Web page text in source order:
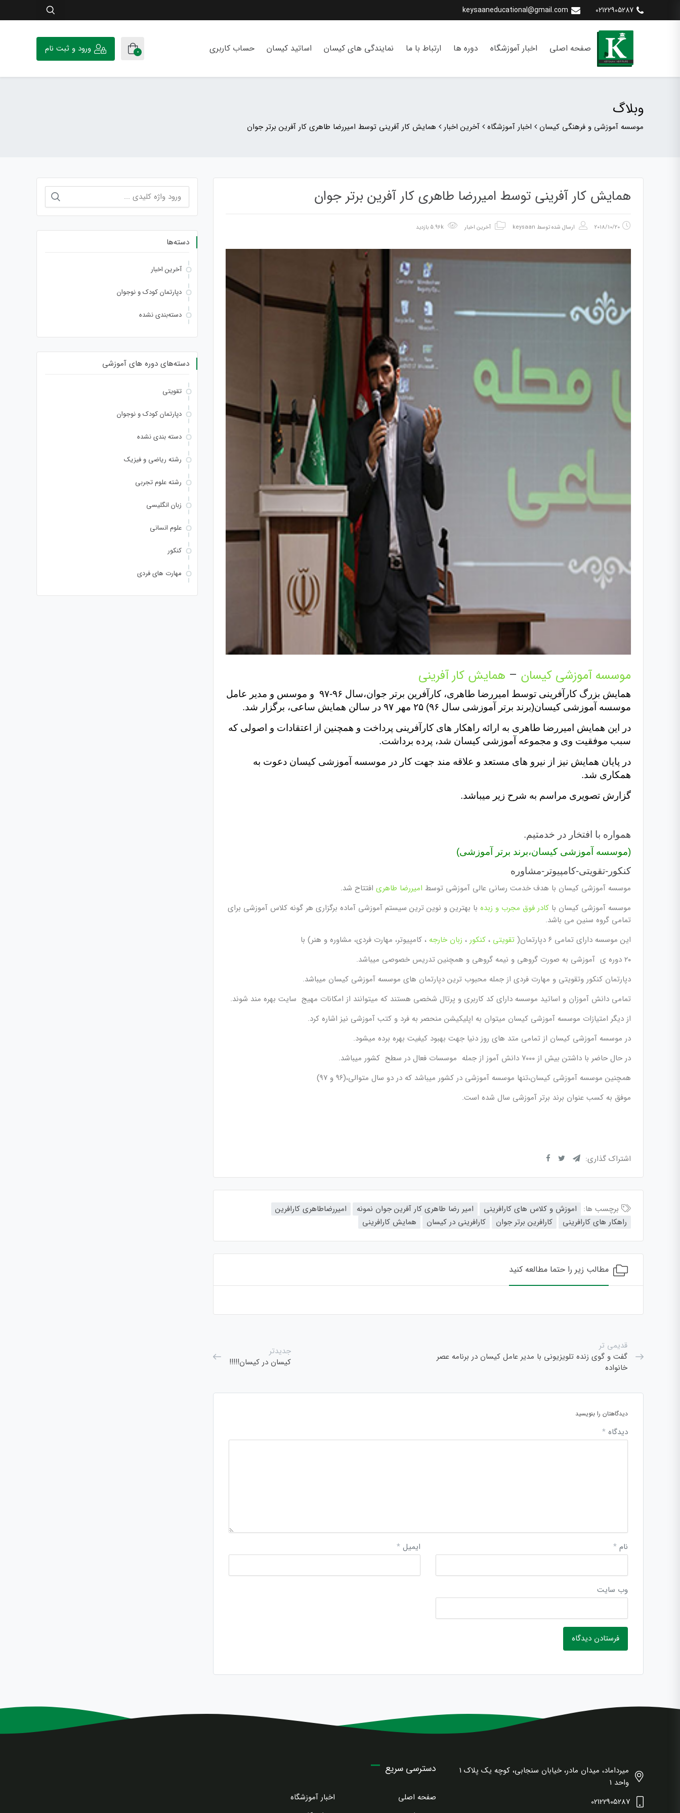
02122905287
keysaaneducational@gmail.com
صفحه اصلی اخبار آموزشگاه دوره ها ارتباط با ما نمایندگی های کیسان اساتید کیسان حساب کاربری 0 ورود و ثبت نام
وبلاگ
موسسه آموزشی و فرهنگی کیسان اخبار آموزشگاه آخرین اخبار همایش کار آفرینی توسط امیررضا طاهری کار آفرین برتر جوان
همایش کار آفرینی توسط امیررضا طاهری کار آفرین برتر جوان
2018/10/20 ارسال شده توسط keysaan آخرین اخبار
موسسه آموزشی کیسان – همایش کار آفرینی
همایش بزرگ کارآفرینی توسط امیررضا طاهری، کارآفرین برتر جوان،سال ۹۶-۹۷ و موسس و مدیر عامل
موسسه آموزشی کیسان(برند برتر آموزشی سال ۹۶) ۲۵ مهر ۹۷ در سالن همایش ساعی، برگزار شد.
در این همایش امیررضا طاهری به ارائه راهکار های کارآفرینی پرداخت و همچنین از اعتقادات و اصولی که
سبب موفقیت وی و مجموعه آموزشی کیسان شد، پرده برداشت.
در پایان همایش نیز از نیرو های مستعد و علاقه مند جهت کار در موسسه آموزشی کیسان دعوت به
همکاری شد.
گزارش تصویری مراسم به شرح زیر میباشد.
همواره با افتخار در خدمتیم.
(موسسه آموزشی کیسان،برند برتر آموزشی)
کنکور-تقویتی-کامپیوتر-مشاوره
موسسه آموزشی کیسان با هدف خدمت رسانی عالی آموزشی توسط امیررضا طاهری افتتاح شد.
موسسه آموزشی کیسان با کادر فوق مجرب و زبده با بهترین و نوین ترین سیستم‌ آموزشی آماده برگزاری هر گونه کلاس آموزشی برای
تمامی گروه سنین می باشد.
این موسسه دارای تمامی ۶ دپارتمان(
تقویتی ، کنکور ، زبان خارجه ، کامپیوتر، مهارت فردی، مشاوره و هنر) با
۲۰ دوره ی آموزشی به صورت گروهی و نیمه گروهی و همچنین تدریس خصوصی میباشد.
دپارتمان کنکور وتقویتی و مهارت فردی از جمله محبوب ترین دپارتمان های موسسه آموزشی کیسان میباشد.
تمامی دانش آموزان و اساتید موسسه دارای کد کاربری و پرتال شخصی هستند که میتوانند از امکانات مهیج سایت بهره مند شوند.
از دیگر امتیازات موسسه آموزشی کیسان میتوان به اپلیکیشن منحصر به فرد و کتب آموزشی نیز اشاره کرد.
در موسسه آموزشی کیسان از تمامی متد های روز دنیا جهت بهبود کیفیت بهره برده میشود.
در حال حاضر با داشتن بیش از ۷۰۰۰ دانش آموز از جمله موسسات فعال در سطح کشور میباشد.
همچنین موسسه آموزشی کیسان،تنها موسسه آموزشی در کشور میباشد که در دو سال متوالی،(۹۶ و ۹۷)
موفق به کسب عنوان برند برتر آموزشی سال شده است.
اشتراک گذاری:
برچسب ها: اموزش و کلاس های کارافرینی امیر رضا طاهری کار آفرین جوان نمونه
امیررضاطاهری کارافرین
راهکار های کارافرینی
کارافرین برتر جوان کارافرینی در کیسان همایش کارافرینی
مطالب زیر را حتما مطالعه کنید
قدیمی تر
گفت و گوی زنده تلویزیونی با مدیر عامل کیسان در برنامه عصر
خانواده
جدیدتر
کیسان در کیسان!!!!!
دیدگاهتان را بنویسید
دیدگاه *
نام * ایمیل *
وب‌ سایت
برای:
دسته‌ها
آخرین اخبار
دپارتمان کودک و نوجوان
دسته‌بندی نشده
دسته‌های دوره های آموزشی
تقویتی
دپارتمان کودک و نوجوان
دسته بندی نشده
رشته ریاضی و فیزیک
رشته علوم تجربی
زبان انگلیسی
علوم انسانی
کنکور
مهارت های فردی
میرداماد، میدان مادر، خیابان سنجابی، کوچه یک پلاک 1
واحد 1
02122905287
دسترسی سریع
صفحه اصلی
اخبار آموزشگاه